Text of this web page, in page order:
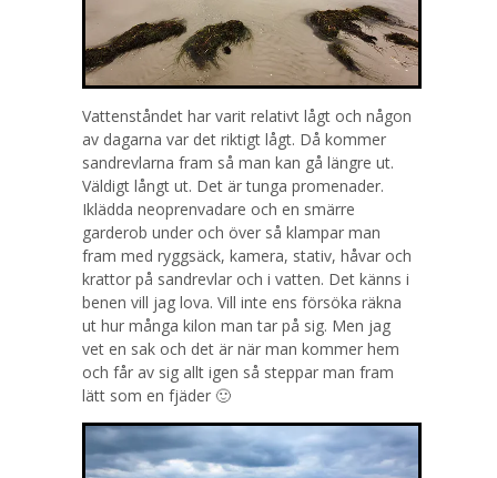
Vattenståndet har varit relativt lågt och någon
av dagarna var det riktigt lågt. Då kommer
sandrevlarna fram så man kan gå längre ut.
Väldigt långt ut. Det är tunga promenader.
Iklädda neoprenvadare och en smärre
garderob under och över så klampar man
fram med ryggsäck, kamera, stativ, håvar och
krattor på sandrevlar och i vatten. Det känns i
benen vill jag lova. Vill inte ens försöka räkna
ut hur många kilon man tar på sig. Men jag
vet en sak och det är när man kommer hem
och får av sig allt igen så steppar man fram
lätt som en fjäder 🙂